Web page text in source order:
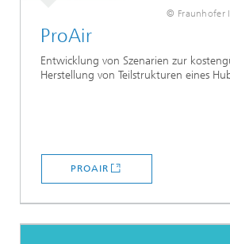
© Fraunhofer
ProAir
Entwicklung von Szenarien zur
Herstellung von Teilstrukturen eines
PROAIR